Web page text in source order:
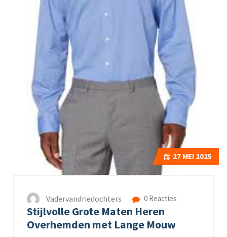
27 MEI 2025
Vadervandriedochters 0 Reacties
Stijlvolle Grote Maten Heren
Overhemden met Lange Mouw